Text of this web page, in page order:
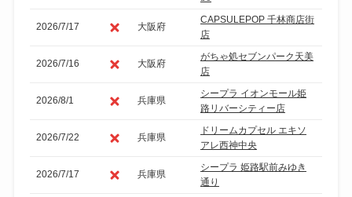
2026/7/17 大阪府
CAPSULEPOP 千林商店街
店
2026/7/16 大阪府
がちゃ処セブンパーク天美
店
2026/8/1 兵庫県
シープラ イオンモール姫
路リバーシティー店
2026/7/22 兵庫県
ドリームカプセル エキソ
アレ西神中央
2026/7/17 兵庫県
シープラ 姫路駅前みゆき
通り